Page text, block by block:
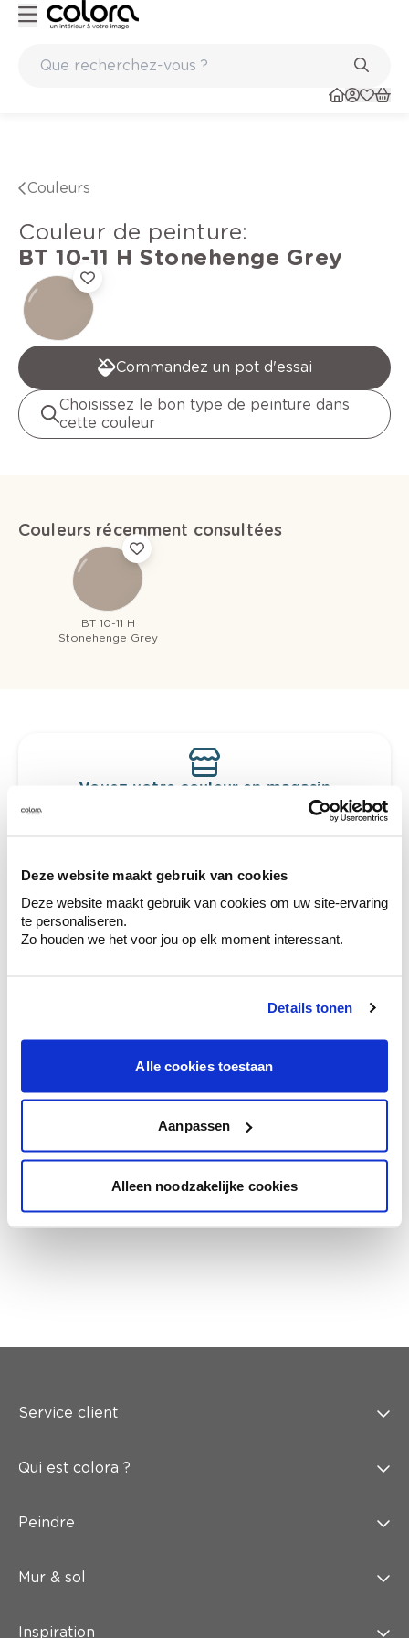
Deze website maakt gebruik van cookies
Deze website maakt gebruik van cookies om uw site-ervaring
te personaliseren.
Zo houden we het voor jou op elk moment interessant.
Details tonen
Alle cookies toestaan
Aanpassen
Alleen noodzakelijke cookies
Couleurs
Couleur de peinture:
BT 10-11 H Stonehenge Grey
Commandez un pot d'essai
Choisissez le bon type de peinture dans
cette couleur
Couleurs récemment consultées
BT 10-11 H
Stonehenge Grey
Voyez votre couleur en magasin
Découvrez des échantillons de votre
votre couleur.
Obtenez des conseils personnalisés sur la
combinaison de couleurs.
Conseil couleur à domicile
en couleur.
l'éclairage et de votre mobilier.
Obtenez un contrôle technologique de vos
Service client
Qui est colora ?
Peindre
Mur & sol
Inspiration